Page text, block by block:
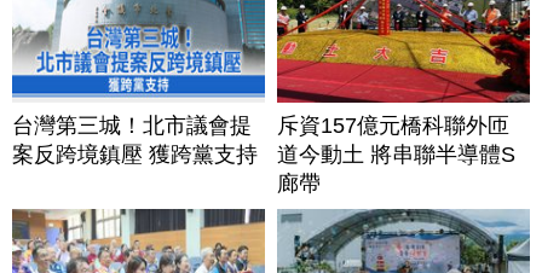
台灣第三城！北市議會提
案反跨境鎮壓 獲跨黨支持
斥資157億元橋科聯外匝
道今動土 將串聯半導體S
廊帶